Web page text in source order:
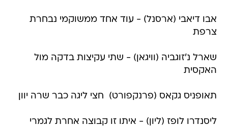
אבו דיאבי (ארסנל) - עוד אחד ממשוקמי נבחרת
צרפת
שארל נ'זוגביה (וויגאן) - שתי עקיצות בדקה מול
האקסית
תאופניס גקאס (פרנקפורט)  חצי ליגה כבר שרה יוון
ליסנדרו לופז (ליון) - איתו זו קבוצה אחרת לגמרי